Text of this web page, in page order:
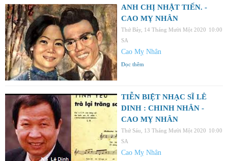
ANH CHỊ NHẬT TIẾN. -
CAO MỴ NHÂN
Thứ Bảy, 14 Tháng Mười Một 2020 10:00
SA
Cao Mỵ Nhân
Đọc thêm
TIỄN BIỆT NHẠC SĨ LÊ
DINH : CHINH NHÂN -
CAO MỴ NHÂN
Thứ Sáu, 13 Tháng Mười Một 2020 10:00
SA
Cao Mỵ Nhân